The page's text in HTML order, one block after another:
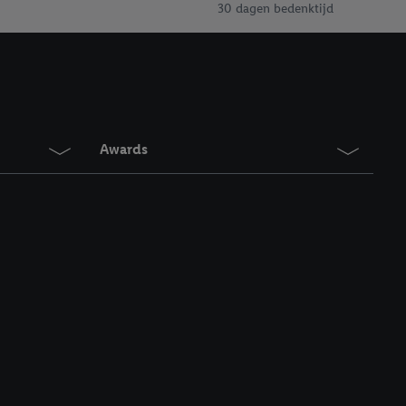
30 dagen bedenktijd
Awards
vergelijkbare
in te